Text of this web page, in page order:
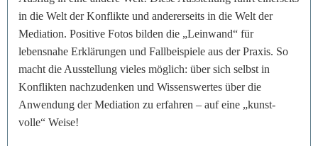
in die Welt der Konflikte und andererseits in die Welt der
Mediation. Positive Fotos bilden die „Leinwand“ für
lebensnahe Erklärungen und Fallbeispiele aus der Praxis. So
macht die Ausstellung vieles möglich: über sich selbst in
Konflikten nachzudenken und Wissenswertes über die
Anwendung der Mediation zu erfahren – auf eine „kunst-
volle“ Weise!